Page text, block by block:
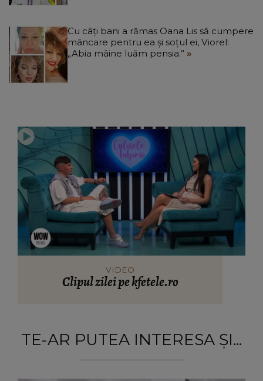
Cu câți bani a rămas Oana Lis să cumpere
mâncare pentru ea și soțul ei, Viorel:
„Abia mâine luăm pensia.”
VIDEO
Clipul zilei pe kfetele.ro
TE-AR PUTEA INTERESA ȘI...